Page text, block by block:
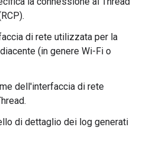
di rete utilizzata per la
(in genere Wi-Fi o
dell'interfaccia di rete
di dettaglio dei log generati